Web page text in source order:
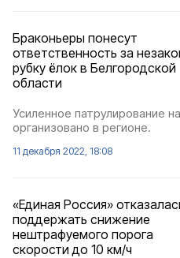
Браконьеры понесут
ответственность за
рубку ёлок в Белгородской
области
Усиленное патрулирование
организовано в регионе.
11 декабря 2022, 18:08
«Единая Россия»
поддержать снижение
нештрафуемого порога
скорости до 10 км/ч